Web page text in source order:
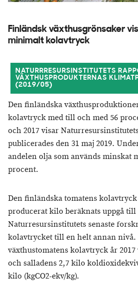
Finländsk växthusgrönsaker
minimalt kolavtryck
NATURRRESURSINSTITUTETS
VÄXTHUSPRODUKTERNAS
(2019/05)
Den finländska
kolavtryck med till och med 56
och 2017 visar
publicerades den 31 maj 2019.
andelen olja som används minskat
procent.
Den finländska tomatens
producerat kilo beräknats uppgå
Naturresursinstitutets senaste
kolavtrycket till en helt annan nivå.
växthustomatens kolavtryck år
och salladens 2,7 kilo
kilo (kgCO2-ekv/kg).